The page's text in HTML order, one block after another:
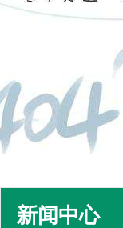
新闻中心